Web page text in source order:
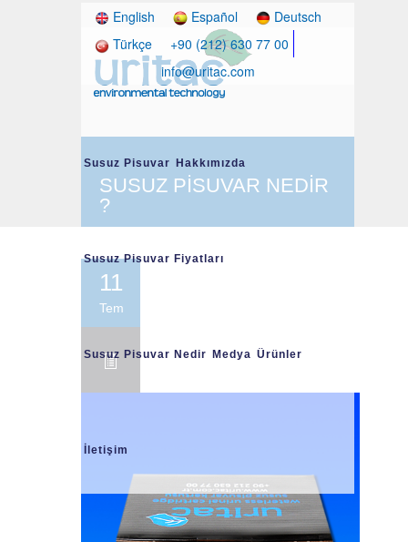
English Español
Deutsch
Türkçe
+90 (212) 630 77 00
info@uritac.com
Susuz Pisuvar Hakkımızda
Susuz Pisuvar Fiyatları
Susuz Pisuvar Nedir Medya Ürünler
İletişim
SUSUZ PİSUVAR NEDİR
?
11
Tem